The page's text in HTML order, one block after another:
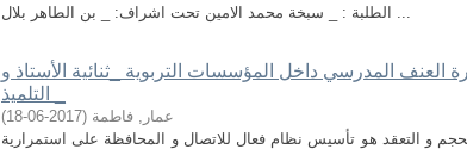
الطلبة : _ سبخة محمد الامين تحت اشراف: _ بن الطاهر بلال ...
العنف المدرسي داخل المؤسسات التربوية _ثنائية الأستاذ و
عمار, فاطمة (
2017-06-18
)
الحجم و التعقد هو تأسيس نظام فعال للاتصال و المحافظة على استمرارية